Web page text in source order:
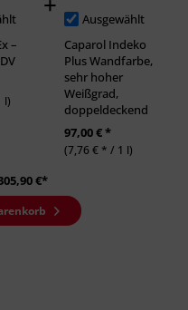
–
l)
Ausgewählt
Caparol Indeko
Plus Wandfarbe,
sehr hoher
Weißgrad,
doppeldeckend
97,00 € *
(7,76 € * / 1 l)
€*